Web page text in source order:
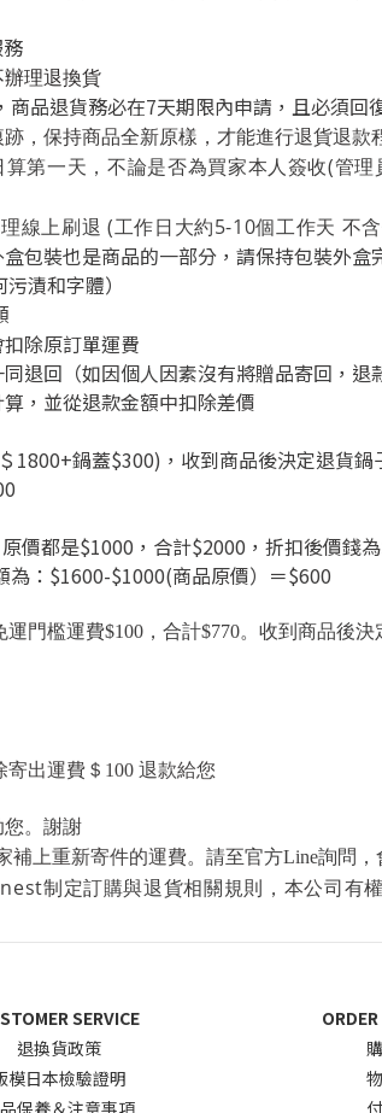
理退換貨
品退貨務必在7天期限內申請，且必須
，保持商品全新原樣，才能進行退貨退款
第一天，不論是否為買家本人簽收(管
線上刷退 (工作日大約5-10個工作天 不含
包裝也是商品的一部分，請保持包裝外盒
漬和字體）
除原訂單運費
同退回（如因個人因素沒有將贈品寄回 ，退
，並從退款金額中扣除差價
1800+鍋蓋$300)，收到商品後決定退貨
價都是$1000，合計$2000，折扣後價錢為
為： $1600-$1000(商品原價）＝$600
運門檻運費$100 ，合計$770。 收到商品後決
寄出運費＄100 退款給您
。謝謝
補上重新寄件的運費。 請至官方Line詢問
制定訂購與退貨相關規則，本公司有
SERVICE
退換貨政策
模日本檢驗證明
保養＆注意事項